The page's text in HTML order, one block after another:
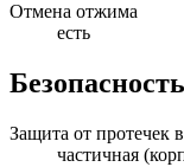
Отмена отжима
есть
Безопасность
Защита от протечек
частичная